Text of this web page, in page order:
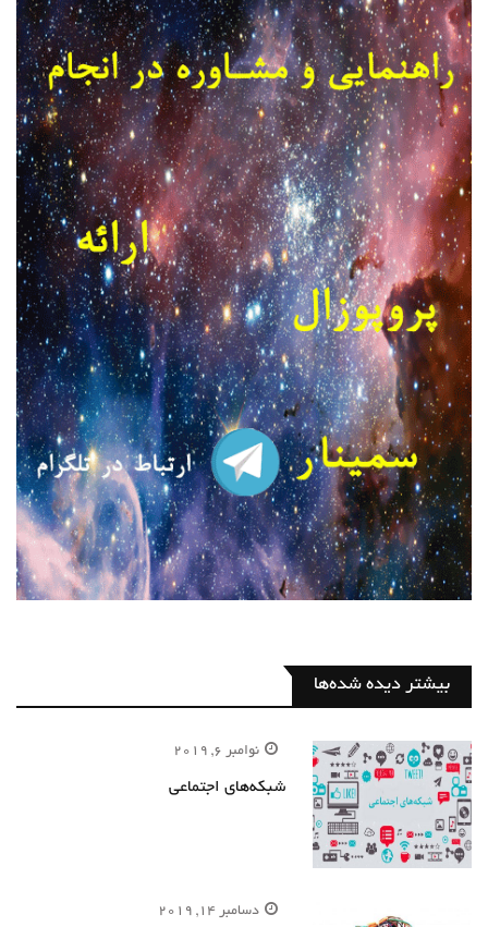
بیشتر دیده شده‌ها
نوامبر 6, 2019
شبکه‌های اجتماعی
دسامبر 14, 2019